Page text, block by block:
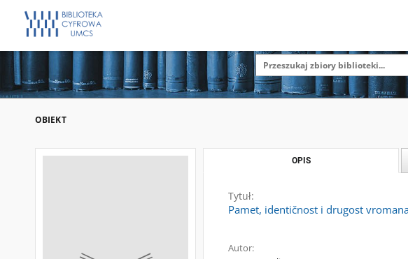
OBIEKT
OPIS
Tytuł:
Pamet, identičnost i drugost
Autor: